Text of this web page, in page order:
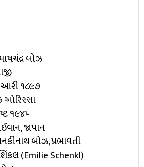
બોઝ
૧૮૯૭
ઓરિસ્સા
૧૯૪૫
જાપાન
બોઝ, પ્રભાવતી
(Emilie Schenkl)